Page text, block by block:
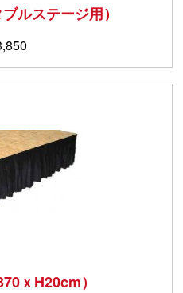
ルステージ用）
ｘH20cm）